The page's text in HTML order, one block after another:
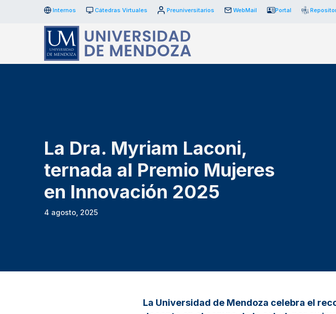
Internos Cátedras Virtuales Preuniversitarios WebMail Portal
La Dra. Myriam Laconi,
ternada al Premio Mujeres
en Innovación 2025
4 agosto, 2025
La Universidad de Mendoza celebra el